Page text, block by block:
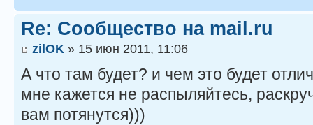
Re: Сообщество на mail.ru
zilOK » 15 июн 2011, 11:06
А что там будет? и чем это будет
мне кажется не распыляйтесь,
вам потянутся)))